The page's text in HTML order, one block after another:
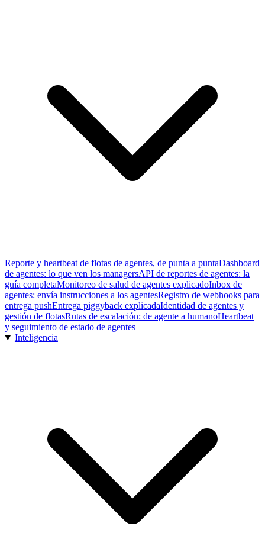
Reporte y heartbeat de flotas de agentes, de punta a puntaDashboard
de agentes: lo que ven los managersAPI de reportes de agentes: la
guía completaMonitoreo de salud de agentes explicadoInbox de
agentes: envía instrucciones a los agentesRegistro de webhooks para
entrega pushEntrega piggyback explicadaIdentidad de agentes y
gestión de flotasRutas de escalación: de agente a humanoHeartbeat
y seguimiento de estado de agentes
Inteligencia